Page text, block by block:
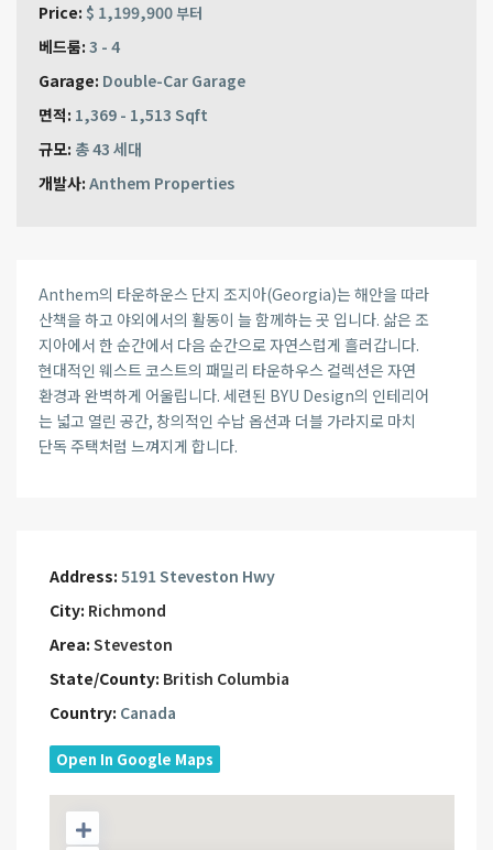
Price: $ 1,199,900 부터
베드룸: 3 - 4
Garage: Double-Car Garage
면적: 1,369 - 1,513 Sqft
규모: 총 43 세대
개발사: Anthem Properties
Anthem의 타운하운스 단지 조지아(Georgia)는 해안을 따라
산책을 하고 야외에서의 활동이 늘 함께하는 곳 입니다. 삶은 조
지아에서 한 순간에서 다음 순간으로 자연스럽게 흘러갑니다.
현대적인 웨스트 코스트의 패밀리 타운하우스 컬렉션은 자연
환경과 완벽하게 어울립니다. 세련된 BYU Design의 인테리어
는 넓고 열린 공간, 창의적인 수납 옵션과 더블 가라지로 마치
단독 주택처럼 느껴지게 합니다.
Address: 5191 Steveston Hwy
City: Richmond
Area: Steveston
State/County: British Columbia
Country: Canada
Open In Google Maps